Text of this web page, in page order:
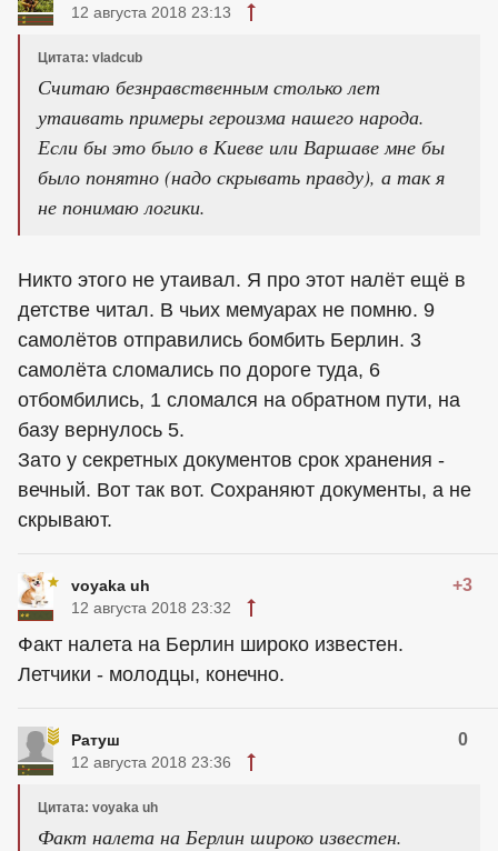
12 августа 2018 23:13
Цитата: vladcub
Считаю безнравственным столько лет
утаивать примеры героизма нашего народа.
Если бы это было в Киеве или Варшаве мне бы
было понятно (надо скрывать правду), а так я
не понимаю логики.
Никто этого не утаивал. Я про этот налёт ещё в
детстве читал. В чьих мемуарах не помню. 9
самолётов отправились бомбить Берлин. 3
самолёта сломались по дороге туда, 6
отбомбились, 1 сломался на обратном пути, на
базу вернулось 5.
Зато у секретных документов срок хранения -
вечный. Вот так вот. Сохраняют документы, а не
скрывают.
voyaka uh +3
12 августа 2018 23:32
Факт налета на Берлин широко известен.
Летчики - молодцы, конечно.
Ратуш 0
12 августа 2018 23:36
Цитата: voyaka uh
Факт налета на Берлин широко известен.